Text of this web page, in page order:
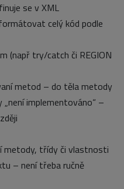
se v XML
celý kód podle
(např try/catch či REGION
metod – do těla metody
implementováno“ –
metody, třídy či vlastnosti
– není třeba ručně